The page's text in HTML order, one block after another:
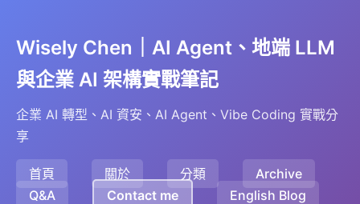
Wisely Chen｜AI Agent、地端 LLM
與企業 AI 架構實戰筆記
企業 AI 轉型、AI 資安、AI Agent、Vibe Coding 實戰分
享
首頁 關於 分類
Archive
Q&A
Contact me English Blog